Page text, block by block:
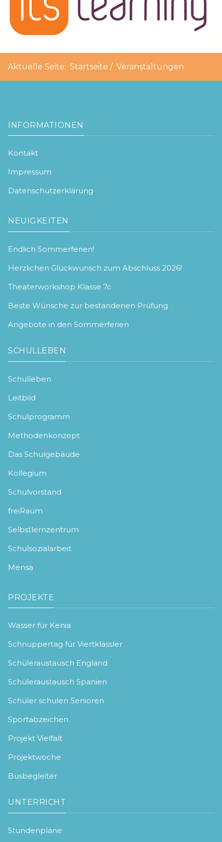
Aktuelle Seite: Startseite Veranstaltungen
INFORMATIONEN
Kontakt
Impressum
Datenschutzerklärung
NEUIGKEITEN
Endlich Sommerferien!
Herzlichen Glückwunsch zum Abschluss 2026!
Theaterworkshop Klasse 7c
Beste Wünsche zur bestandenen Prüfung
Angebote in den Sommerferien
SCHULLEBEN
Schulleben
Leitbild
Schulprogramm
Methodenkonzept
Das Schulgebäude
Kollegium
Schulvorstand
freiRaum
Selbstlernzentrum
Schulsozialarbeit
Mensa
PROJEKTE
Wasser für Kenia
Schnuppertag für Viertklässler
Schüleraustausch England
Schüleraustausch Spanien
Schüler schulen Senioren
Sportabzeichen
Projekt Vielfalt
Projektwoche
Busbegleiter
UNTERRICHT
Stundenpläne